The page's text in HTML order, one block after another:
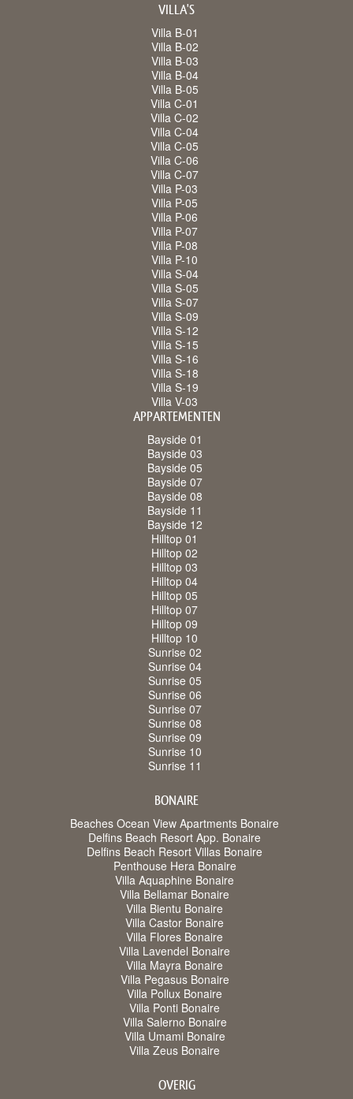
VILLA'S
Villa B-01
Villa B-02
Villa B-03
Villa B-04
Villa B-05
Villa C-01
Villa C-02
Villa C-04
Villa C-05
Villa C-06
Villa C-07
Villa P-03
Villa P-05
Villa P-06
Villa P-07
Villa P-08
Villa P-10
Villa S-04
Villa S-05
Villa S-07
Villa S-09
Villa S-12
Villa S-15
Villa S-16
Villa S-18
Villa S-19
Villa V-03
APPARTEMENTEN
Bayside 01
Bayside 03
Bayside 05
Bayside 07
Bayside 08
Bayside 11
Bayside 12
Hilltop 01
Hilltop 02
Hilltop 03
Hilltop 04
Hilltop 05
Hilltop 07
Hilltop 09
Hilltop 10
Sunrise 02
Sunrise 04
Sunrise 05
Sunrise 06
Sunrise 07
Sunrise 08
Sunrise 09
Sunrise 10
Sunrise 11
BONAIRE
Beaches Ocean View Apartments Bonaire
Delfins Beach Resort App. Bonaire
Delfins Beach Resort Villas Bonaire
Penthouse Hera Bonaire
Villa Aquaphine Bonaire
Villa Bellamar Bonaire
Villa Bientu Bonaire
Villa Castor Bonaire
Villa Flores Bonaire
Villa Lavendel Bonaire
Villa Mayra Bonaire
Villa Pegasus Bonaire
Villa Pollux Bonaire
Villa Ponti Bonaire
Villa Salerno Bonaire
Villa Umami Bonaire
Villa Zeus Bonaire
OVERIG